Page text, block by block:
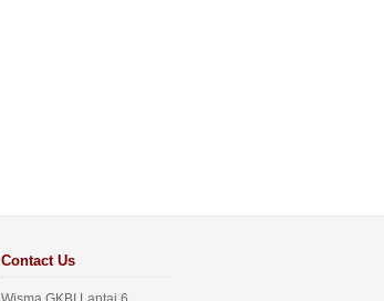
Contact Us